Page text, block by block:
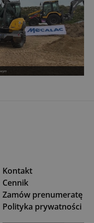
Kontakt
Cennik
Zamów prenumeratę
Polityka prywatności